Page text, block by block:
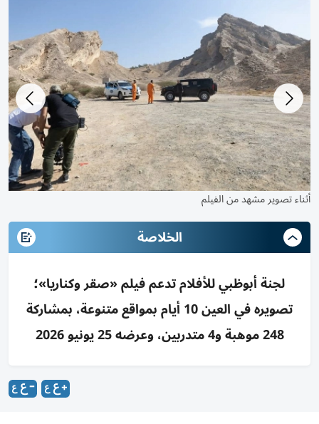
أثناء تصوير مشهد من الفيلم
الخلاصة
لجنة أبوظبي للأفلام تدعم فيلم «صقر وكناريا»؛
تصويره في العين 10 أيام بمواقع متنوعة، بمشاركة
248 موهبة و4 متدربين، وعرضه 25 يونيو 2026